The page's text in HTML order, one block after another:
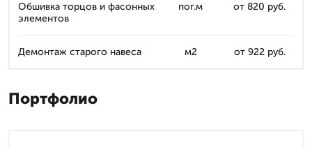
Обшивка торцов и фасонных
элементов
пог.м от 820 руб.
Демонтаж старого навеса м2 от 922 руб.
Портфолио